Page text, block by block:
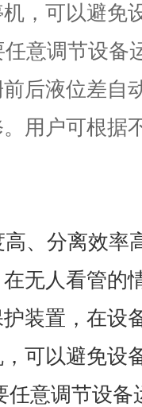
，可以避免
意调节设备
后液位差自
用户可根据
、分离效率
无人看管的
装置，在设
可以避免设
任意调节设